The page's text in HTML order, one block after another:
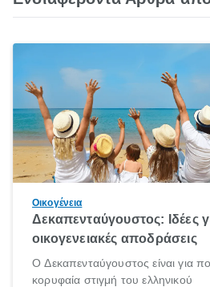
Οικογένεια
Δεκαπενταύγουστος: Ιδέες
οικογενειακές αποδράσεις
Ο Δεκαπενταύγουστος είναι για
κορυφαία στιγμή του ελληνικού